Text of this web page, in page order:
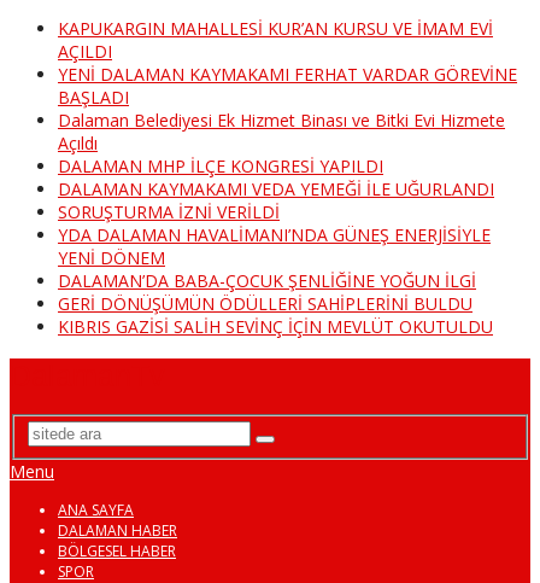
KAPUKARGIN MAHALLESİ KUR’AN KURSU VE İMAM EVİ
AÇILDI
YENİ DALAMAN KAYMAKAMI FERHAT VARDAR GÖREVİNE
BAŞLADI
Dalaman Belediyesi Ek Hizmet Binası ve Bitki Evi Hizmete
Açıldı
DALAMAN MHP İLÇE KONGRESİ YAPILDI
DALAMAN KAYMAKAMI VEDA YEMEĞİ İLE UĞURLANDI
SORUŞTURMA İZNİ VERİLDİ
YDA DALAMAN HAVALİMANI’NDA GÜNEŞ ENERJİSİYLE
YENİ DÖNEM
DALAMAN’DA BABA-ÇOCUK ŞENLİĞİNE YOĞUN İLGİ
GERİ DÖNÜŞÜMÜN ÖDÜLLERİ SAHİPLERİNİ BULDU
KIBRIS GAZİSİ SALİH SEVİNÇ İÇİN MEVLÜT OKUTULDU
Menu
ANA SAYFA
DALAMAN HABER
BÖLGESEL HABER
SPOR